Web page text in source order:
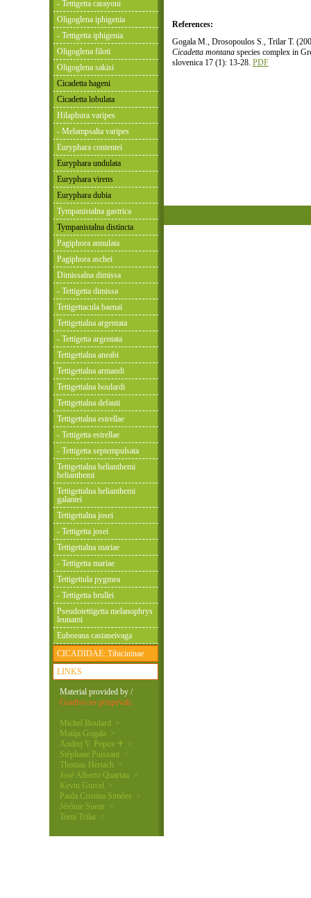
References:
Gogala M., Drosopoulos S., Trilar T.
Cicadetta montana species complex in
slovenica 17 (1): 13-28. PDF
- Tettigetta carayoni
Oligoglena iphigenia
- Tettigetta iphigenia
Oligoglena filoti
Oligoglena sakisi
Cicadetta hageni
Cicadetta lobulata
Hilaphura varipes
- Melampsalta varipes
Euryphara contentei
Euryphara undulata
Euryphara virens
Euryphara dubia
Tympanistalna gastrica
Tympanistalna distincta
Pagiphora annulata
Pagiphora aschei
Dimissalna dimissa
- Tettigetta dimissa
Tettigettacula baenai
Tettigettalna argentata
- Tettigetta argentata
Tettigettalna aneabi
Tettigettalna armandi
Tettigettalna boulardi
Tettigettalna defauti
Tettigettalna estrellae
- Tettigetta estrellae
- Tettigetta septempulsata
Tettigettalna helianthemi
helianthemi
Tettigettalna helianthemi
galantei
Tettigettalna josei
- Tettigetta josei
Tettigettalna mariae
- Tettigetta mariae
Tettigettula pygmea
- Tettigetta brullei
Pseudotettigetta melanophrys
leunami
Euboeana castaneivaga
CICADIDAE: Tibicininae
LINKS
Material provided by /
Gradivo so prispevali:
Michel Boulard >
Matija Gogala >
Andrej V. Popov ♰ >
Stéphane Puissant >
Thomas Hertach >
José Alberto Quartau >
Kevin Gurcel >
Paula Cristina Simões >
Jérôme Sueur >
Tomi Trilar >